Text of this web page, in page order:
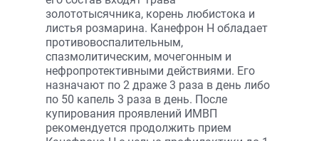
золототысячника, корень любистока и
листья розмарина. Канефрон Н обладает
противовоспалительным,
спазмолитическим, мочегонным и
нефропротективными действиями. Его
назначают по 2 драже 3 раза в день либо
по 50 капель 3 раза в день. После
купирования проявлений ИМВП
рекомендуется продолжить прием